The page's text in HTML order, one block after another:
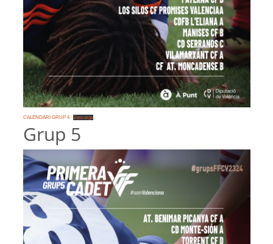
CALENDARI GRUP 4 Descarga
Grup 5